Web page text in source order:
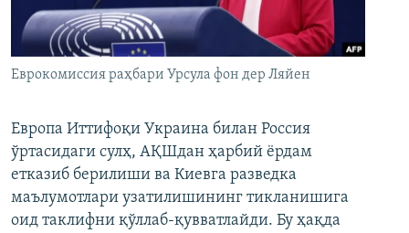
Еврокомиссия раҳбари Урсула фон дер Ляйен
Европа Иттифоқи Украина билан Россия
ўртасидаги сулҳ, АҚШдан ҳарбий ёрдам
етказиб берилиши ва Киевга разведка
маълумотлари узатилишининг тикланишига
оид таклифни қўллаб-қувватлайди. Бу ҳақда